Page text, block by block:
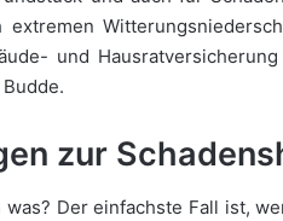
extremen
und Hausratversicherung
zur
was? Der einfachste Fall ist,